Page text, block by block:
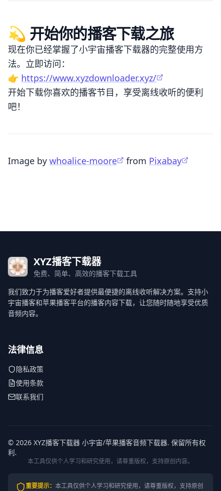
💫 开始你的播客下载之旅
现在你已经掌握了小宇宙播客下载器的完整使用方
法。立即访问：
👉 https://www.xyzdownloader.xyz/
开始下载你喜欢的播客节目，享受离线收听的便利
吧！
Image by whoalice-moore from Pixabay
XYZ播客下载器
免费、简单、高效的播客下载工具
我们致力于为播客爱好者提供最便捷的离线收听解决方案。支持小
宇宙播客和苹果播客平台的播客内容下载，让您随时随地享受优质
音频内容。
法律信息
隐私政策
使用条款
联系我们
© 2026 XYZ播客下载器 小宇宙/苹果播客音频下载器. 保留所有权
利.
本工具仅供个人学习和研究使用，请尊重版权，支持原创内容。
重要提示： 本工具仅供个人学习和研究使用，请尊重版权，支持原创